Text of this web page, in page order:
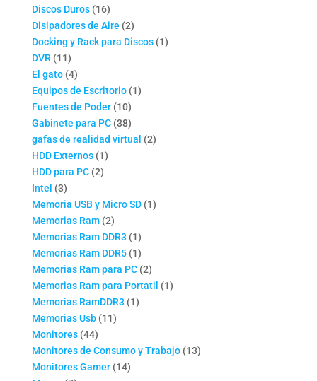
Discos Duros 1616
productos
Disipadores de Aire 22
productos
Docking y Rack para Discos 11
DVR 1111
productos
El gato 44
productos
Equipos de Escritorio 11
Fuentes de Poder 1010
productos
Gabinete para PC 3838
productos
gafas de realidad virtual 22
HDD Externos 11
HDD para PC 22
Intel 33
productos
Memoria USB y Micro SD 11
Memorias Ram 22
productos
Memorias Ram DDR3 11
producto
Memorias Ram DDR5 11
producto
Memorias Ram para PC 22
productos
Memorias Ram para Portatil 11
Memorias RamDDR3 11
Memorias Usb 1111
Monitores 4444
productos
Monitores de Consumo y Trabajo 1313
Monitores Gamer 1414